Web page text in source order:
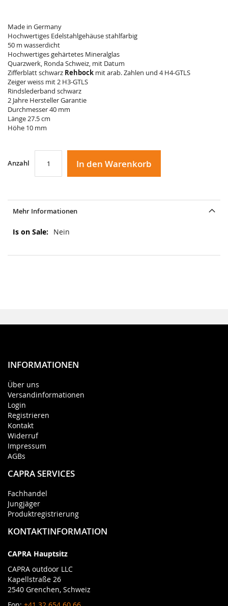
Made in Germany
Hochwertiges Edelstahlgehäuse stahlfarbig
50 m wasserdicht
Hochwertiges gehärtetes Mineralglas
Quarzwerk, Ronda Schweiz, mit Datum
Zifferblatt schwarz Rehbock mit arab. Zahlen und 4 H4-GTLS
Zeiger weiss mit 2 H3-GTLS
Rindslederband schwarz
2 Jahre Hersteller Garantie
Durchmesser 40 mm
Länge 27.5 cm
Höhe 10 mm
Anzahl In den Warenkorb
Mehr Informationen
Mehr
Nein
INFORMATIONEN
Über uns
Versandinformationen
Login
Registrieren
Kontakt
Widerruf
Impressum
AGBs
CAPRA SERVICES
Fachhandel
Jungjäger
Produktregistrierung
KONTAKTINFORMATION
CAPRA Hauptsitz
CAPRA outdoor LLC
Kapellstraße 26
2540 Grenchen, Schweiz